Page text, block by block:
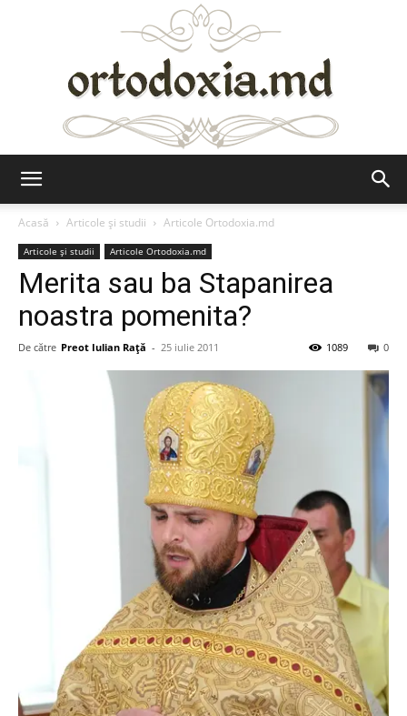
Acasă
Articole şi studii Articole Ortodoxia.md
Articole şi studii Articole Ortodoxia.md
Merita sau ba Stapanirea
noastra pomenita?
De către Preot Iulian Raţă - 25 iulie 2011 0
1089